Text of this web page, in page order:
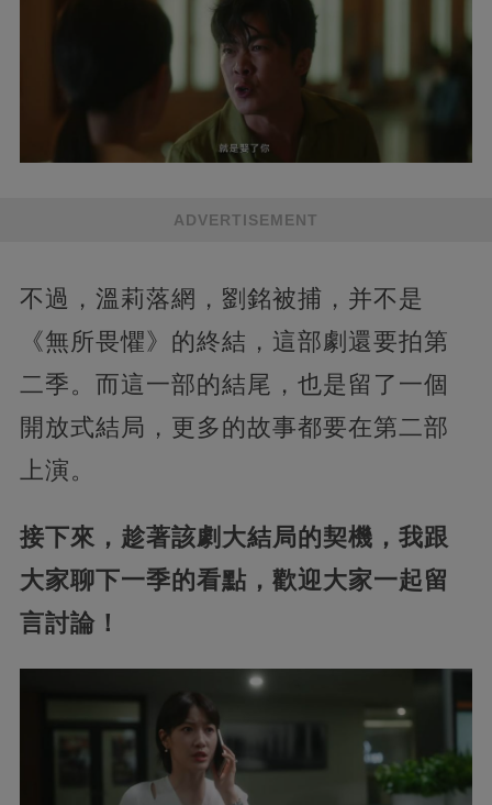
ADVERTISEMENT
不過，溫莉落網，劉銘被捕，并不是
《無所畏懼》的終結，這部劇還要拍第
二季。而這一部的結尾，也是留了一個
開放式結局，更多的故事都要在第二部
上演。
接下來，趁著該劇大結局的契機，我跟
大家聊下一季的看點，歡迎大家一起留
言討論！